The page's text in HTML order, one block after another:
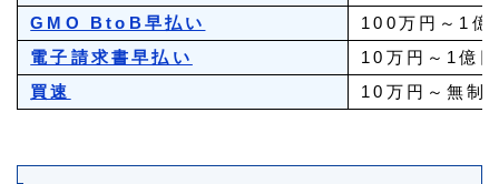
GMO BtoB早払い
100万円～1億
電子請求書早払い
10万円～1億円
買速
10万円～無制